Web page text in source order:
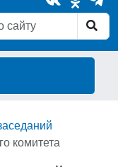
комитета